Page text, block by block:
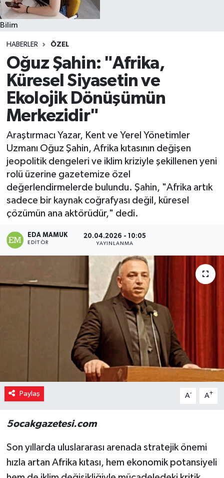
Bilim
HABERLER ÖZEL
Oğuz Şahin: "Afrika,
Küresel Siyasetin ve
Ekolojik Dönüşümün
Merkezidir"
Araştırmacı Yazar, Kent ve Yerel Yönetimler
Uzmanı Oğuz Şahin, Afrika kıtasının değişen
jeopolitik dengeleri ve iklim kriziyle şekillenen yeni
rolü üzerine gazetemize özel
değerlendirmelerde bulundu. Şahin, "Afrika artık
sadece bir kaynak coğrafyası değil, küresel
çözümün ana aktörüdür," dedi.
EDA MAMUK
EDITÖR
20.04.2026 - 10:05
YAYINLANMA
Paylaş A- A+
5ocakgazetesi.com
Son yıllarda uluslararası arenada stratejik önemi
hızla artan Afrika kıtası, hem ekonomik potansiyeli